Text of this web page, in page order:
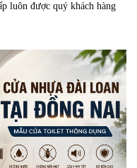
luôn được quý khách hàng